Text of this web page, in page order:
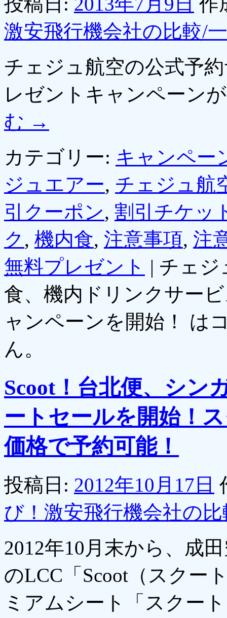
激安飛行機会社の比較/
チェジュ航空の公式予
レゼントキャンペーン
む →
カテゴリー: キャンペー
ジュエアー, チェジュ航
引クーポン, 割引チケッ
ク , 機内食, 注意事項, 注
無料プレゼント | チェジ
食、機内ドリンクサー
ャンペーンを開始！ は
ん。
Scoot！台北便、シン
ートセールを開始！
価格で予約可能！
投稿日: 2012年10月17日
び！激安飛行機会社の
2012年10月末から、成
のLCC「Scoot（スクー
ミアムシート「スクー